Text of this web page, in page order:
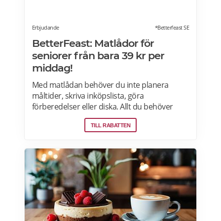
Erbjudande *Betterfeast SE
BetterFeast: Matlådor för
seniorer från bara 39 kr per
middag!
Med matlådan behöver du inte planera
måltider, skriva inköpslista, göra
förberedelser eller diska. Allt du behöver
göra är att värma maten och så är det
färdigt för servering! Betterfeast handlar,
matlådor är tillagade med omsorg av
professionella kockar. Våra favoriträtter är
Vikingagryta, Pasta med kyckling och Tarte
flambée med crème fraiche, bacon och lök.
Läs mer om rabatter på din första matlåda
hos Betterfeast här.
TILL RABATTEN